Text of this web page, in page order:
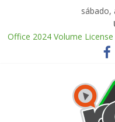
sábado,
Kanojo no Tomodachi
.torrent
Office 2024 Volume
The Love Hypothesis 2026
FL Studio 21 Portable +
McAfee Visual Trace